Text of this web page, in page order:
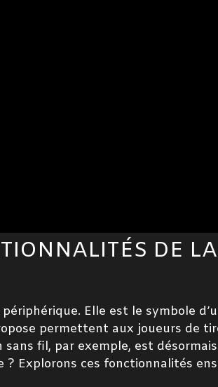
DE LA
Elle est le symbole
permettent aux joueurs de
fil, par exemple, est
Explorons ces fonctionnalités